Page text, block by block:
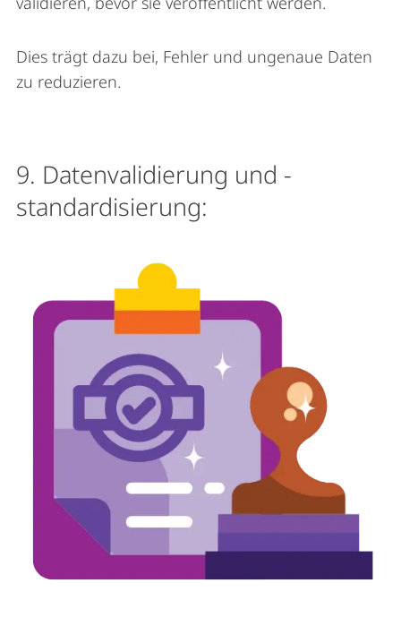
Dies trägt dazu bei, Fehler und ungenaue Daten
zu reduzieren.
9. Datenvalidierung und -
standardisierung: